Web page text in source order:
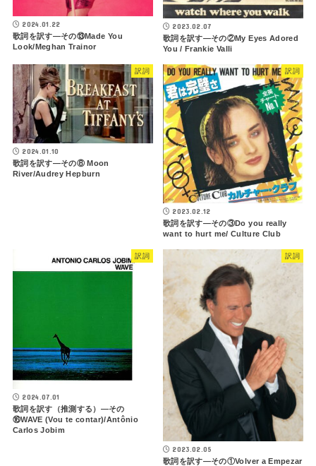
2024.01.22
歌詞を訳す―その⑬Made You
Look/Meghan Trainor
2023.02.07
歌詞を訳す―その②My Eyes Adored
You / Frankie Valli
訳詞
2024.01.10
歌詞を訳す―その⑧ Moon
River/Audrey Hepburn
訳詞
2023.02.12
歌詞を訳す―その③Do you really
want to hurt me/ Culture Club
訳詞
2024.07.01
歌詞を訳す（推測する）―その
⑯WAVE (Vou te contar)/Antônio
Carlos Jobim
訳詞
2023.02.05
歌詞を訳す—その①Volver a Empezar